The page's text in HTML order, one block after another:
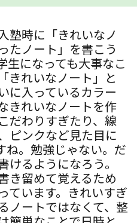
塾時に「きれいなノ
たノート」を書こう
生になっても大事なこ
きれいなノート」と
に入っているカラー
きれいなノートを作
だわりすぎたり、線
ピンクなど見た目に
ね。勉強じゃない。だ
るようになろう。
き留めて覚えるため
ています。きれいすぎ
ノートではなくて、整